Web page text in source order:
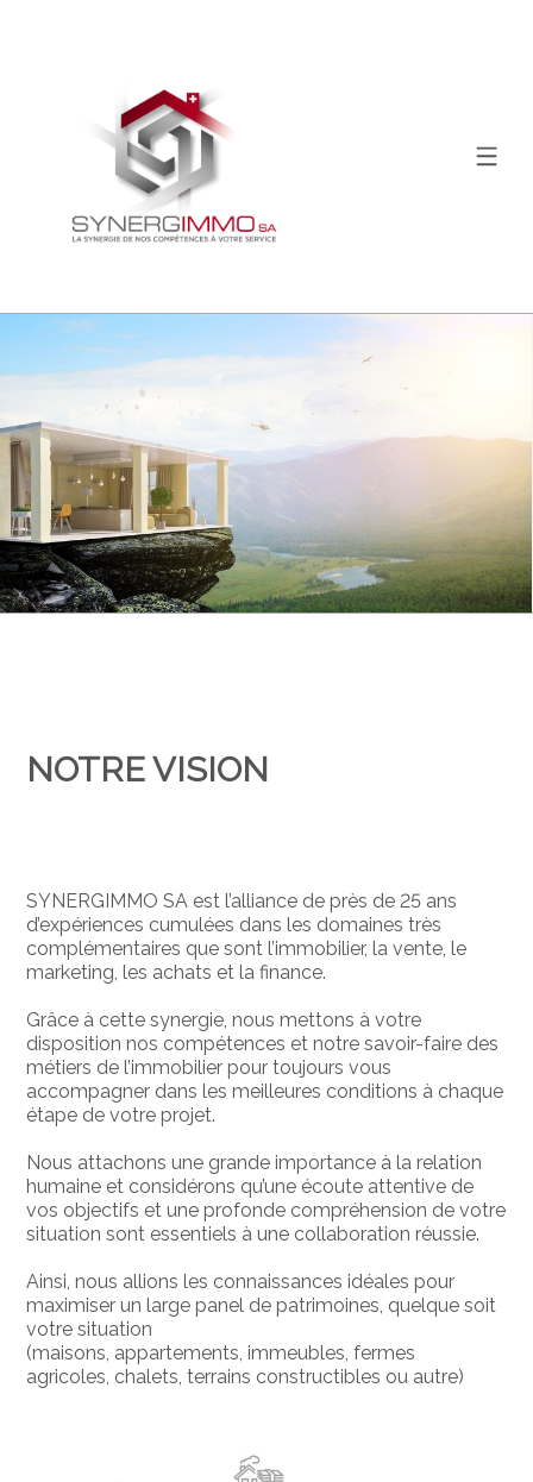
NOTRE VISION
SYNERGIMMO SA est l’alliance de près de 25 ans
d’expériences cumulées dans les domaines très
complémentaires que sont l’immobilier, la vente, le
marketing, les achats et la finance.
Grâce à cette synergie, nous mettons à votre
disposition nos compétences et notre savoir-faire des
métiers de l’immobilier pour toujours vous
accompagner dans les meilleures conditions à chaque
étape de votre projet.
Nous attachons une grande importance à la relation
humaine et considérons qu’une écoute attentive de
vos objectifs et une profonde compréhension de votre
situation sont essentiels à une collaboration réussie.
Ainsi, nous allions les connaissances idéales pour
maximiser un large panel de patrimoines, quelque soit
votre situation
(maisons, appartements, immeubles, fermes
agricoles, chalets, terrains constructibles ou autre)